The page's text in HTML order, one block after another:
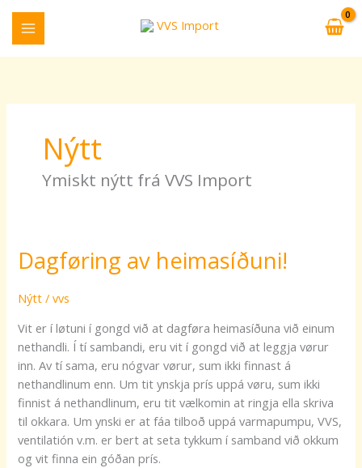
Skip
content
Nýtt
Ymiskt nýtt frá VVS Import
Dagføring av heimasíðuni!
Nýtt /vvs
Vit er í løtuni í gongd við at dagføra heimasíðuna við einum
nethandli. Í tí sambandi, eru vit í gongd við at leggja vørur
inn. Av tí sama, eru nógvar vørur, sum ikki finnast á
nethandlinum enn. Um tit ynskja prís uppá vøru, sum ikki
finnist á nethandlinum, eru tit vælkomin at ringja ella skriva
til okkara. Um ynski er at fáa tilboð uppá varmapumpu, VVS,
ventilatión v.m. er bert at seta tykkum í samband við okkum
og vit finna ein góðan prís.
Dagføring
av
heimasíðuni!